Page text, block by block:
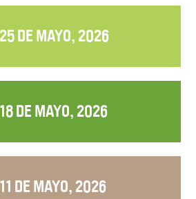
DE MAYO, 2026
DE MAYO, 2026
DE MAYO, 2026